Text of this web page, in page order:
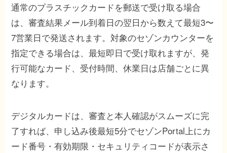
通常のプラスチックカードを郵送で受け取る場合
は、審査結果メール到着日の翌日から数えて最短3〜
7営業日で発送されます。対象のセゾンカウンターを
指定できる場合は、最短即日で受け取れますが、発
行可能なカード、受付時間、休業日は店舗ごとに異
なります。
デジタルカードは、審査と本人確認がスムーズに完
了すれば、申し込み後最短5分でセゾンPortal上にカ
ード番号・有効期限・セキュリティコードが表示さ